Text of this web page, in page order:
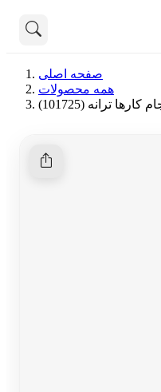
صفحه اصلی
همه محصولات
ترانه (101725)